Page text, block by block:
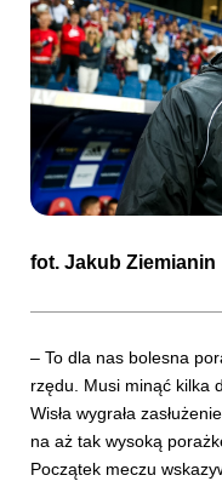
SKLEP
fot. Jakub Ziemianin
– To dla nas bolesna
rzędu. Musi minąć kilka
Wisła wygrała
na aż tak wysoką
Początek meczu